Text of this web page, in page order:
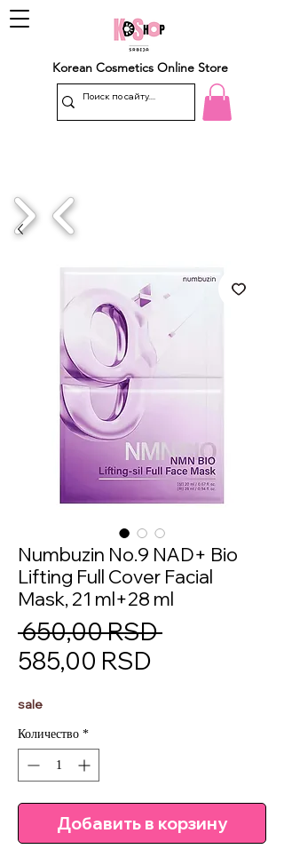
Korean Cosmetics Online Store
Numbuzin No.9 NAD+ Bio
Lifting Full Cover Facial
Mask, 21 ml+28 ml
650,00 RSD Обычная
585,00 RSD
sale
Количество *
Добавить в корзину